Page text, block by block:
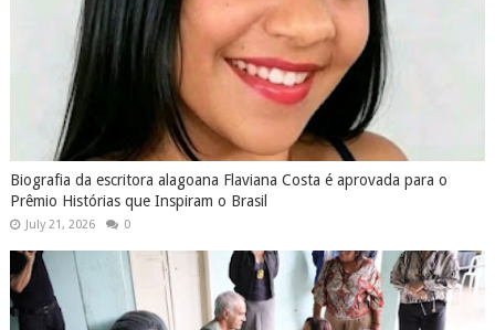
Biografia da escritora alagoana Flaviana Costa é aprovada para o
Prêmio Histórias que Inspiram o Brasil
July 21, 2026 0